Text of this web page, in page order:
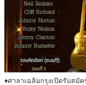
♦️ศาลาเฉลิมกรุงเปิดรับสมั